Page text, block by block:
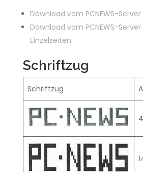
Download vom PCNEWS-Server
Download vom PCNEWS-
Einzelseiten
Schriftzug
Schriftzug
4